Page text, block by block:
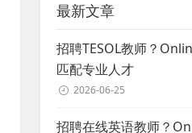
最新文章
招聘TESOL教师？
匹配专业人才
2026-06-25
招聘在线英语教师？